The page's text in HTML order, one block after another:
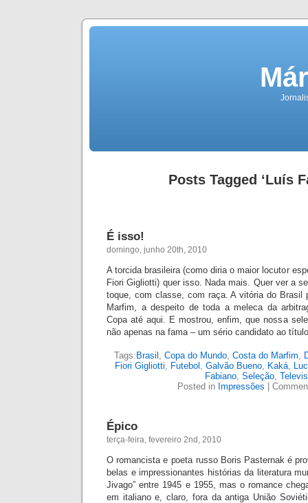
Posts Tagged ‘Luís
É isso!
domingo, junho 20th, 2010
A torcida brasileira (como diria o maior locutor
Fiori Gigliotti) quer isso. Nada mais. Quer ver a
toque, com classe, com raça. A vitória do Brasil
Marfim, a despeito de toda a meleca da
Copa até aqui. E mostrou, enfim, que nossa
não apenas na fama – um sério candidato ao
Tags: Brasil , Copa do Mundo, Costa do Marfim,
Fiori Gigliotti, Futebol , Galvão Bueno, Kaká,
Fabiano, Seleção,
Posted in Impressões
Épico
terça-feira, fevereiro 2nd, 2010
O romancista e poeta russo Boris Pasternak é
belas e impressionantes histórias da literatura
Jivago” entre 1945 e 1955, mas o romance
em italiano e, claro, fora da antiga União